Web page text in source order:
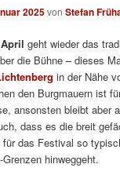
2025vonStefan
geht wieder das
die Bühne – dieses
in der Nähe
den Burgmauern ist
ansonsten bleibt aber
dass es die breit
für das Festival so
hinweggeht.